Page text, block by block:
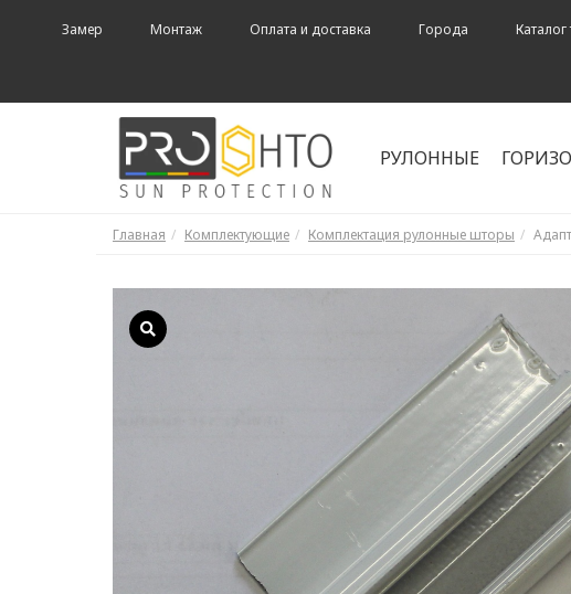
Замер Монтаж Оплата и доставка Города Каталог
РУЛОННЫЕ
Главная Комплектующие Комплектация рулонные шторы